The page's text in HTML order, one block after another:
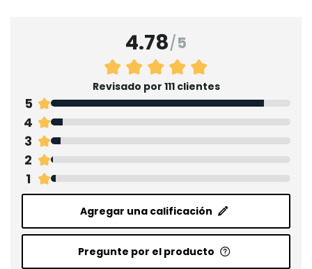
4.78/5
Revisado por 111 clientes
5
4
3
2
1
Agregar una calificación
Pregunte por el producto